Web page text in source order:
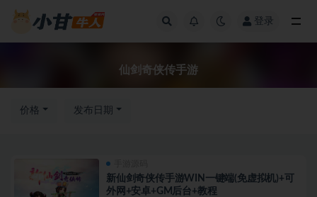
登录
仙剑奇侠传手游
价格 发布日期
新仙剑奇侠传手游WIN一键端(免虚拟机)+可
外网+安卓+GM后台+教程